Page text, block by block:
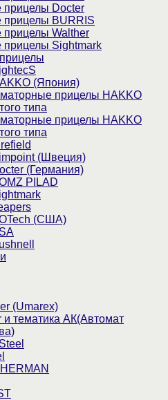
прицелы Docter
прицелы BURRIS
прицелы Walther
прицелы Sightmark
(Япония)
прицелы HAKKO
типа
прицелы HAKKO
типа
(Швеция)
(Германия)
PILAD
(США)
(Umarex)
тематика АК(Автомат